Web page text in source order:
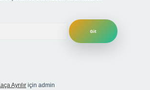
Ayrılır için admin